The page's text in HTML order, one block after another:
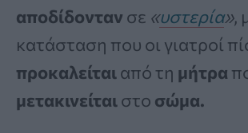
αποδίδονταν σε «υστερία»,
κατάσταση που οι γιατροί
προκαλείταιαπό τη μήτρα
μετακινείταιστο σώμα.